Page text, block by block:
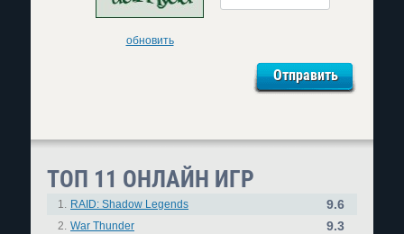
обновить
ТОП 11 ОНЛАЙН ИГР
1. RAID: Shadow Legends 9.6
2. War Thunder 9.3